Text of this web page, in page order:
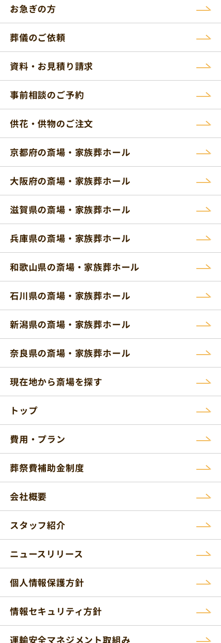
お急ぎの方
葬儀のご依頼
資料・お見積り請求
事前相談のご予約
供花・供物のご注文
京都府の斎場・家族葬ホール
大阪府の斎場・家族葬ホール
滋賀県の斎場・家族葬ホール
兵庫県の斎場・家族葬ホール
和歌山県の斎場・家族葬ホール
石川県の斎場・家族葬ホール
新潟県の斎場・家族葬ホール
奈良県の斎場・家族葬ホール
現在地から斎場を探す
トップ
費用・プラン
葬祭費補助金制度
会社概要
スタッフ紹介
ニュースリリース
個人情報保護方針
情報セキュリティ方針
運輸安全マネジメント取組み